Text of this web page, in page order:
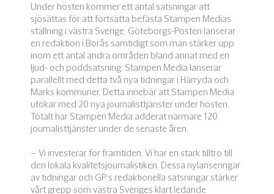
Under hösten kommer ett antal satsningar att
sjösättas för att fortsätta befästa Stampen Medias
ställning i västra Sverige. Göteborgs-Posten lanserar
en redaktion i Borås samtidigt som man stärker upp
inom ett antal andra områden bland annat med en
ljud- och poddsatsning. Stampen Media lanserar
parallellt med detta två nya tidningar i Härryda och
Marks kommuner. Detta innebär att Stampen Media
utökar med 20 nya journalisttjänster under hösten.
Totalt har Stampen Media adderat närmare 120
journalisttjänster under de senaste åren.
– Vi investerar för framtiden. Vi har en stark tilltro till
den lokala kvalitetsjournalistiken. Dessa nylanseringar
av tidningar och GP:s redaktionella satsningar stärker
vårt grepp som västra Sveriges klart ledande